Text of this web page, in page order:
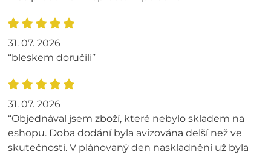
31. 07. 2026
“bleskem doručili”
31. 07. 2026
“Objednával jsem zboží, které nebylo skladem na
eshopu. Doba dodání byla avizována delší než ve
skutečnosti. V plánovaný den naskladnění už byla